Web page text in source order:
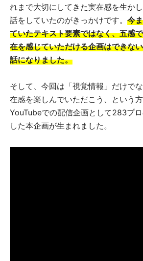
れまで大切にしてきた実在感を生か
話をしていたのがきっかけです。 今
ていたテキスト要素ではなく、五感
在を感じていただける企画はできな
話になりました。
そして、今回は「視覚情報」だけで
在感を楽しんでいただこう、という方
YouTubeでの配信企画として283プ
した本企画が生まれました。